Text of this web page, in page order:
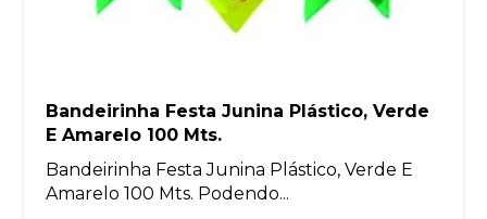
Bandeirinha Festa Junina Plástico, Verde
E Amarelo 100 Mts.
Bandeirinha Festa Junina Plástico, Verde E
Amarelo 100 Mts. Podendo...